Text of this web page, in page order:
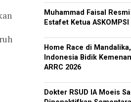
Muhammad Faisal
Estafet Ketua
Home Race di
Indonesia Bidik
ARRC 2026
Dokter RSUD IA Moeis